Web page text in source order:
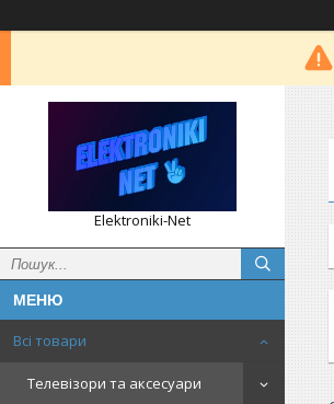
Elektroniki-Net
Всі товари
Телевізори та аксесуари